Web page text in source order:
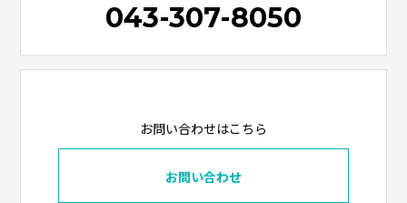
043-307-8050
お問い合わせはこちら
お問い合わせ